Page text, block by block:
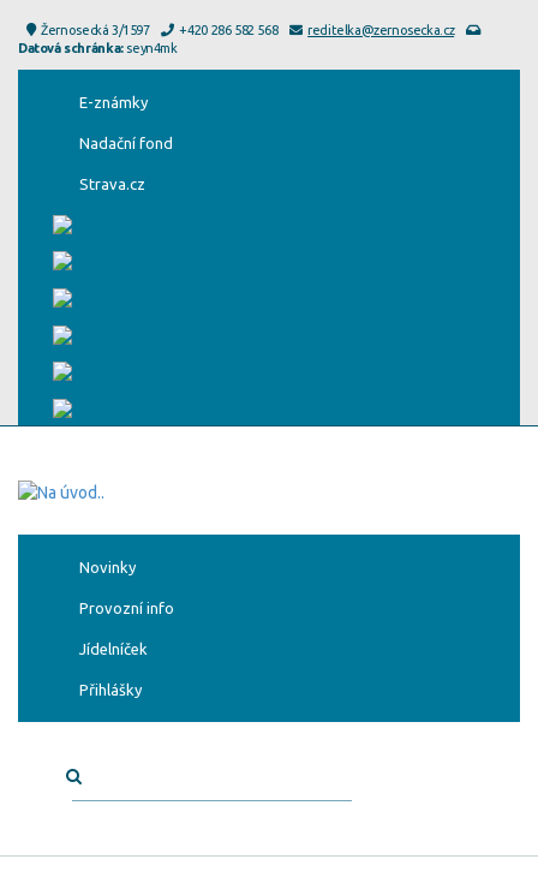
Žernosecká 3/1597 +420 286 582 568
reditelka@zernosecka.cz
Datová schránka:seyn4mk
E-známky
Nadační fond
Strava.cz
Novinky
Provozní info
Jídelníček
Přihlášky